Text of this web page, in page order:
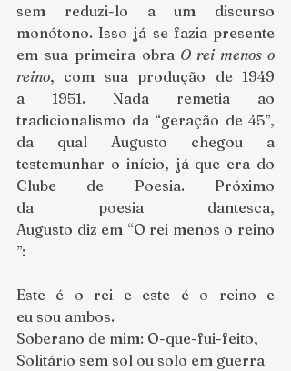
sem reduzi-lo a um discurso
monótono. Isso já se fazia presente
em sua primeira obra O rei menos o
reino, com sua produção de 1949
a 1951. Nada remetia ao
tradicionalismo da “geração de 45”,
da qual Augusto chegou a
testemunhar o início, já que era do
Clube de Poesia. Próximo
da poesia dantesca,
Augusto diz em “O rei menos o reino
”:
Este é o rei e este é o reino e
eu sou ambos.
Soberano de mim: O-que-fui-feito,
Solitário sem sol ou solo em guerra